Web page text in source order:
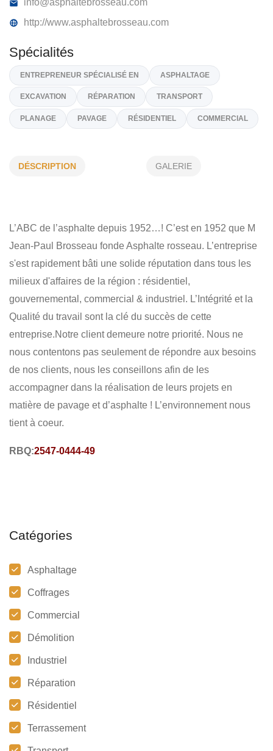
ASPHALTES BROSSEAU
(450) 372-9326
info@asphaltebrosseau.com
http://www.asphaltebrosseau.com
Spécialités
PLANAGE PAVAGE RÉSIDENTIEL COMMERCIAL
DÉSCRIPTION GALERIE
L’ABC de l’asphalte depuis 1952…! C’est en 1952 que M
Jean-Paul Brosseau fonde Asphalte rosseau. L’entreprise
s'est rapidement bâti une solide réputation dans tous les
milieux d'affaires de la région : résidentiel,
gouvernemental, commercial & industriel. L’Intégrité et la
Qualité du travail sont la clé du succès de cette
entreprise.Notre client demeure notre priorité. Nous ne
nous contentons pas seulement de répondre aux besoins
de nos clients, nous les conseillons afin de les
accompagner dans la réalisation de leurs projets en
matière de pavage et d’asphalte ! L’environnement nous
tient à coeur.
RBQ:2547-0444-49
Catégories
Asphaltage
Coffrages
Commercial
Démolition
Industriel
Réparation
Résidentiel
Terrassement